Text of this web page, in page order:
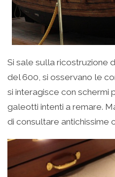
Si sale sulla ricostruzione
del 600, si osservano le
si interagisce con schermi
galeotti intenti a remare.
di consultare antichissime